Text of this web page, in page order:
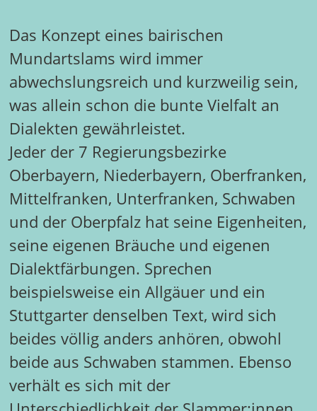
Das Konzept eines bairischen
Mundartslams wird immer
abwechslungsreich und kurzweilig sein,
was allein schon die bunte Vielfalt an
Dialekten gewährleistet.
Jeder der 7 Regierungsbezirke
Oberbayern, Niederbayern, Oberfranken,
Mittelfranken, Unterfranken, Schwaben
und der Oberpfalz hat seine Eigenheiten,
seine eigenen Bräuche und eigenen
Dialektfärbungen. Sprechen
beispielsweise ein Allgäuer und ein
Stuttgarter denselben Text, wird sich
beides völlig anders anhören, obwohl
beide aus Schwaben stammen. Ebenso
verhält es sich mit der